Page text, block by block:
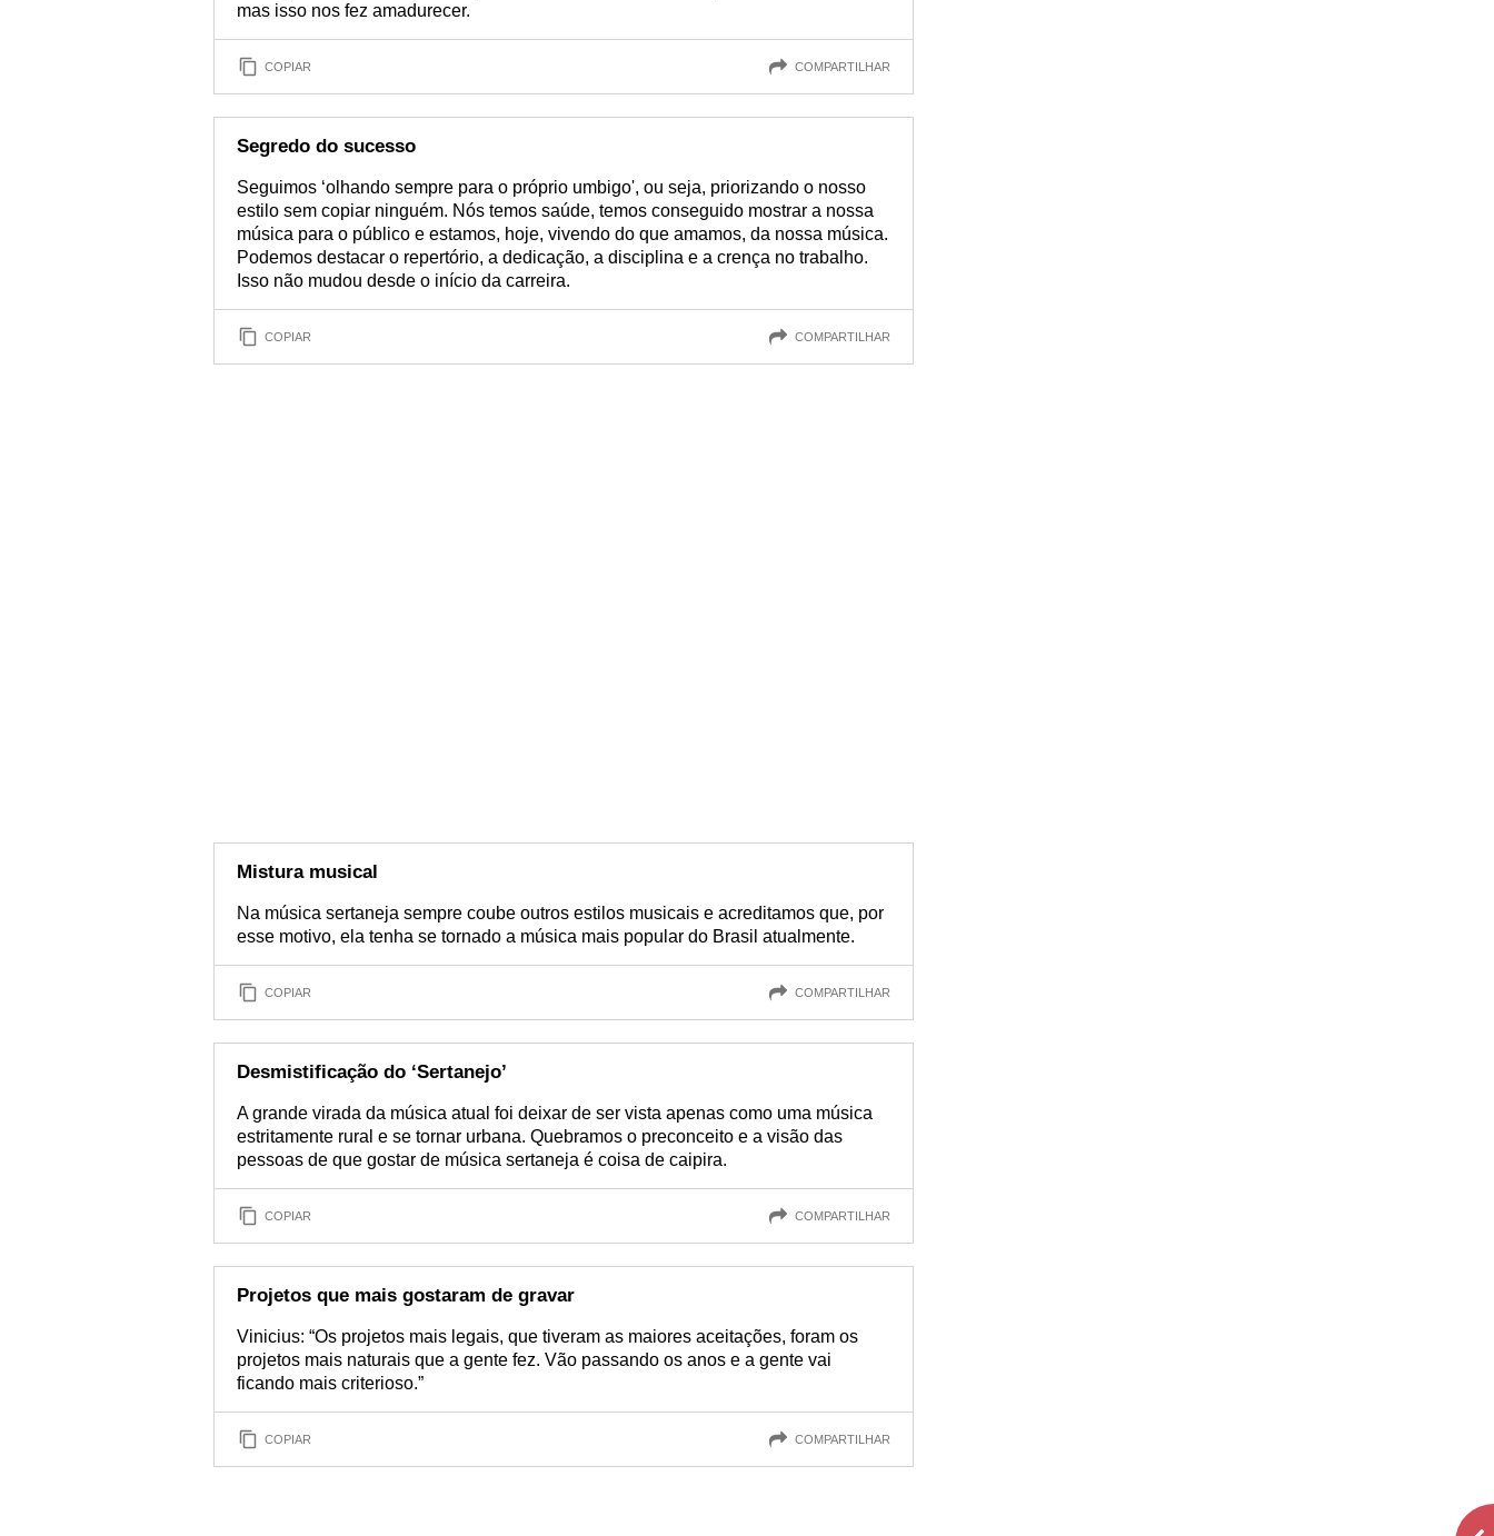
mas isso nos fez amadurecer.
COPIAR COMPARTILHAR
Segredo do sucesso
Seguimos ‘olhando sempre para o próprio umbigo', ou seja, priorizando o nosso
estilo sem copiar ninguém. Nós temos saúde, temos conseguido mostrar a nossa
música para o público e estamos, hoje, vivendo do que amamos, da nossa música.
Podemos destacar o repertório, a dedicação, a disciplina e a crença no trabalho.
Isso não mudou desde o início da carreira.
COPIAR COMPARTILHAR
Mistura musical
Na música sertaneja sempre coube outros estilos musicais e acreditamos que, por
esse motivo, ela tenha se tornado a música mais popular do Brasil atualmente.
COPIAR COMPARTILHAR
Desmistificação do ‘Sertanejo’
A grande virada da música atual foi deixar de ser vista apenas como uma música
estritamente rural e se tornar urbana. Quebramos o preconceito e a visão das
pessoas de que gostar de música sertaneja é coisa de caipira.
COPIAR COMPARTILHAR
Projetos que mais gostaram de gravar
Vinicius: “Os projetos mais legais, que tiveram as maiores aceitações, foram os
projetos mais naturais que a gente fez. Vão passando os anos e a gente vai
ficando mais criterioso.”
COPIAR COMPARTILHAR